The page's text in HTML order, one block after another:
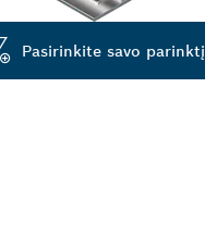
Pasirinkite savo parinktį